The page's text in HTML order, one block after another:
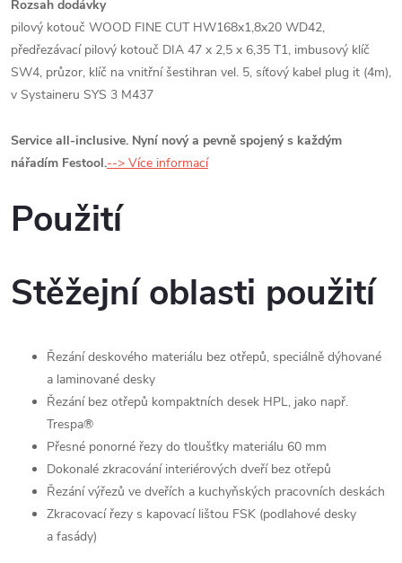
Rozsah dodávky
pilový kotouč WOOD FINE CUT HW168x1,8x20 WD42,
předřezávací pilový kotouč DIA 47 x 2,5 x 6,35 T1, imbusový klíč
SW4, průzor, klíč na vnitřní šestihran vel. 5, síťový kabel plug it (4m),
v Systaineru SYS 3 M437
Service all-inclusive. Nyní nový a pevně spojený s každým
nářadím Festool.--> Více informací
Použití
Stěžejní oblasti použití
Řezání deskového materiálu bez otřepů, speciálně dýhované
a laminované desky
Řezání bez otřepů kompaktních desek HPL, jako např.
Trespa®
Přesné ponorné řezy do tloušťky materiálu 60 mm
Dokonalé zkracování interiérových dveří bez otřepů
Řezání výřezů ve dveřích a kuchyňských pracovních deskách
Zkracovací řezy s kapovací lištou FSK (podlahové desky
a fasády)